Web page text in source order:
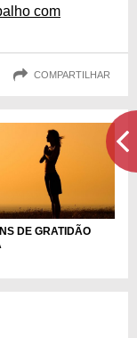
com
COMPARTILHAR
DE GRATIDÃO